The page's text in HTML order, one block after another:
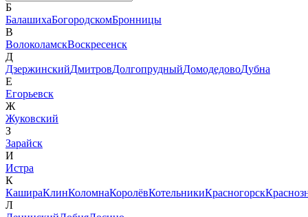
Б
БалашихаБогородскомБронницы
В
ВолоколамскВоскресенск
Д
ДзержинскийДмитровДолгопрудныйДомодедовоДубна
Е
Егорьевск
Ж
Жуковский
З
Зарайск
И
Истра
К
КашираКлинКоломнаКоролёвКотельникиКрасногорск
Л